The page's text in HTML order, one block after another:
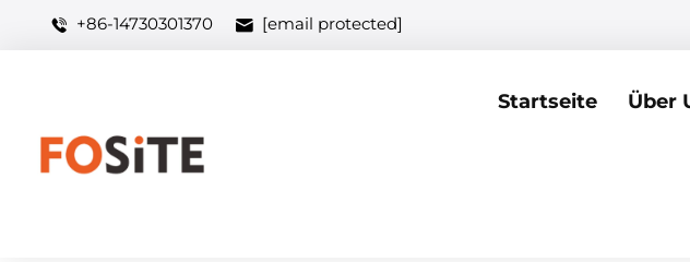
+86-14730301370 [email protected]
Startseite Über